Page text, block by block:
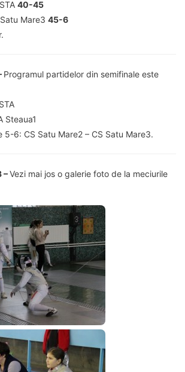
40-45
Mare3 45-6
Programul partidelor din semifinale este
Steaua1
5-6: CS Satu Mare2 – CS Satu Mare3.
–Vezi mai jos o galerie foto de la meciurile